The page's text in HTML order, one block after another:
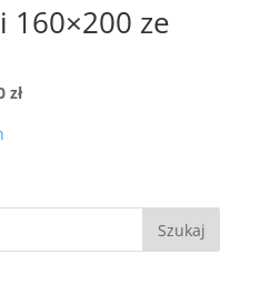
160×200 ze
złAktualna
Szukaj